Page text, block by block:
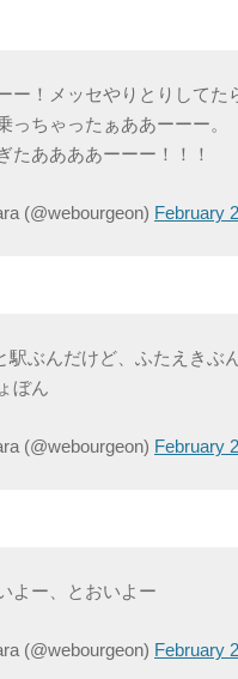
ー！メッセやりとりしてた
っちゃったぁああーーー。
たああああーーー！！！
(@webourgeon) February
駅ぶんだけど、ふたえきぶ
ぼん
(@webourgeon) February
よー、とおいよー
(@webourgeon) February